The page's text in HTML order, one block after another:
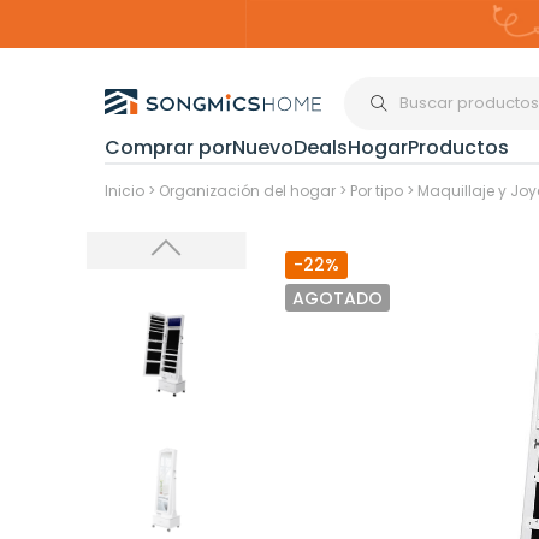
Comprar porNuevoDealsHogarProductos
Organización
Inicio > Organización del hogar > Por tipo > Maquillaje y
-22%
AGOTADO